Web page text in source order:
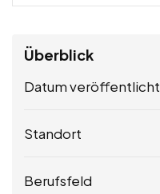
Überblick
Datum veröffentlicht
Standort
Berufsfeld